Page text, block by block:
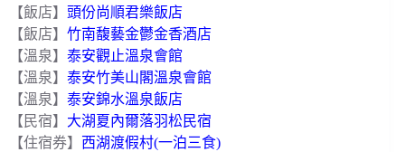
【飯店】 頭份尚順君樂飯店
【飯店】 竹南馥藝金鬱金香酒店
【溫泉】 泰安觀止溫泉會館
【溫泉】 泰安竹美山閣溫泉會館
【溫泉】 泰安錦水溫泉飯店
【民宿】 大湖夏內爾落羽松民宿
【住宿券】 西湖渡假村(一泊三食)